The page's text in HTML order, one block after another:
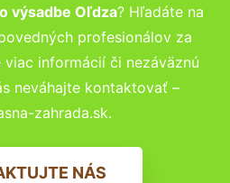
výsadbe Oľdza? Hľadáte na
profesionálov za
viac informácií či nezáväznú
neváhajte kontaktovať –
zahrada.sk.
NÁS